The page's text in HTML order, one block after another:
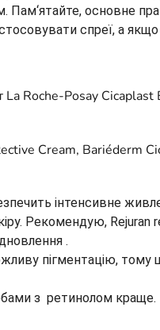
основне
спреї, а
Roche-Posay
Cream, Bariéderm
інтенсивне
Рекомендую, Rejuran
.
пігментацію,
з ретинолом краще.